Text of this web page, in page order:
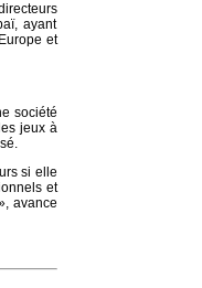
ayant
et
société
jeux à
si elle
et
avance